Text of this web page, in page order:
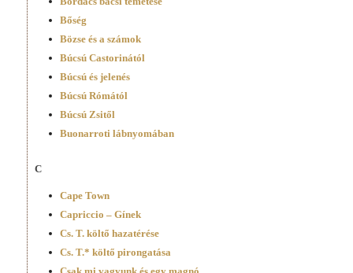
Bőség
Bözse és a számok
Búcsú Castorinától
Búcsú és jelenés
Búcsú Rómától
Búcsú Zsitől
Buonarroti lábnyomában
C
Cape Town
Capriccio – Gínek
Cs. T. költő hazatérése
Cs. T.* költő pirongatása